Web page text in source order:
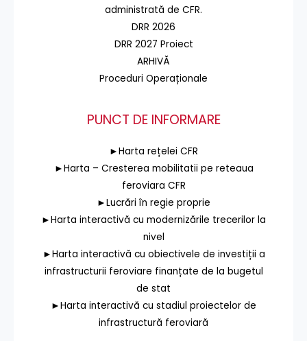
administrată de CFR.
DRR 2026
DRR 2027 Proiect
ARHIVĂ
Proceduri Operaționale
PUNCT DE INFORMARE
►Harta rețelei CFR
►Harta – Cresterea mobilitatii pe reteaua
feroviara CFR
►Lucrări în regie proprie
►Harta interactivă cu modernizările trecerilor la
nivel
►Harta interactivă cu obiectivele de investiții a
infrastructurii feroviare finanțate de la bugetul
de stat
►Harta interactivă cu stadiul proiectelor de
infrastructură feroviară